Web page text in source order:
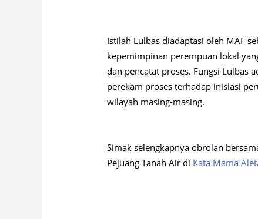
Istilah Lulbas diadaptasi oleh MAF
kepemimpinan perempuan lokal
dan pencatat proses. Fungsi Lulbas
perekam proses terhadap inisiasi
wilayah masing-masing.
Simak selengkapnya obrolan
Pejuang Tanah Air di Kata Mama